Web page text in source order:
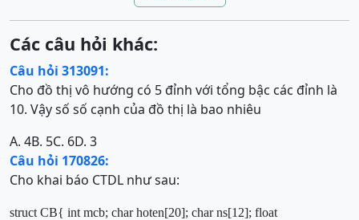
Các câu hỏi khác:
Câu hỏi 313091:
Cho đồ thị vô hướng có 5 đỉnh với tổng bậc các đỉnh là
10. Vậy số số cạnh của đồ thị là bao nhiêu
A. 4B. 5C. 6D. 3
Câu hỏi 170826:
Cho khai báo CTDL như sau:
struct CB{ int mcb; charhoten[20]; charns[12]; float